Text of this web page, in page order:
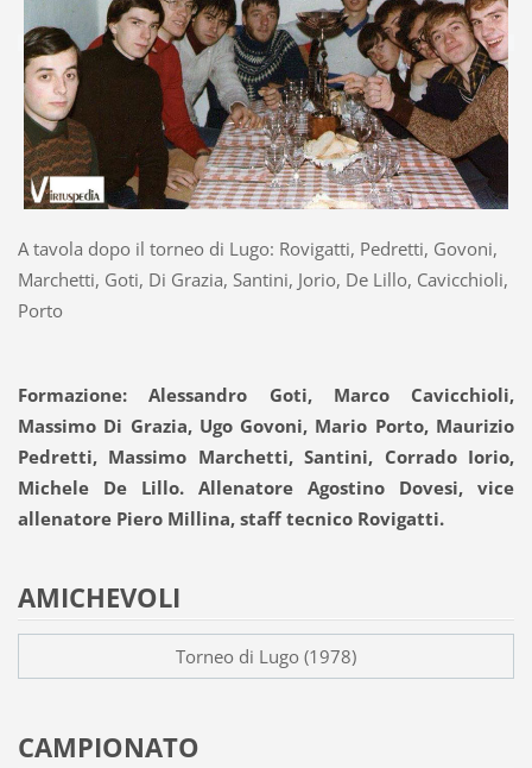
A tavola dopo il torneo di Lugo: Rovigatti, Pedretti, Govoni,
Marchetti, Goti, Di Grazia, Santini, Jorio, De Lillo, Cavicchioli,
Porto
Formazione: Alessandro Goti, Marco Cavicchioli,
Massimo Di Grazia, Ugo Govoni, Mario Porto, Maurizio
Pedretti, Massimo Marchetti, Santini, Corrado Iorio,
Michele De Lillo. Allenatore Agostino Dovesi, vice
allenatore Piero Millina, staff tecnico Rovigatti.
AMICHEVOLI
Torneo di Lugo (1978)
CAMPIONATO